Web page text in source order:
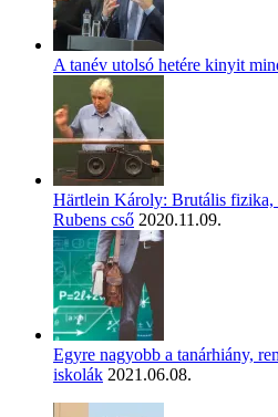
A tanév utolsó hetére kinyit
Härtlein Károly: Brutális fizika,
Rubens cső 2020.11.09.
Egyre nagyobb a tanárhiány,
iskolák 2021.06.08.